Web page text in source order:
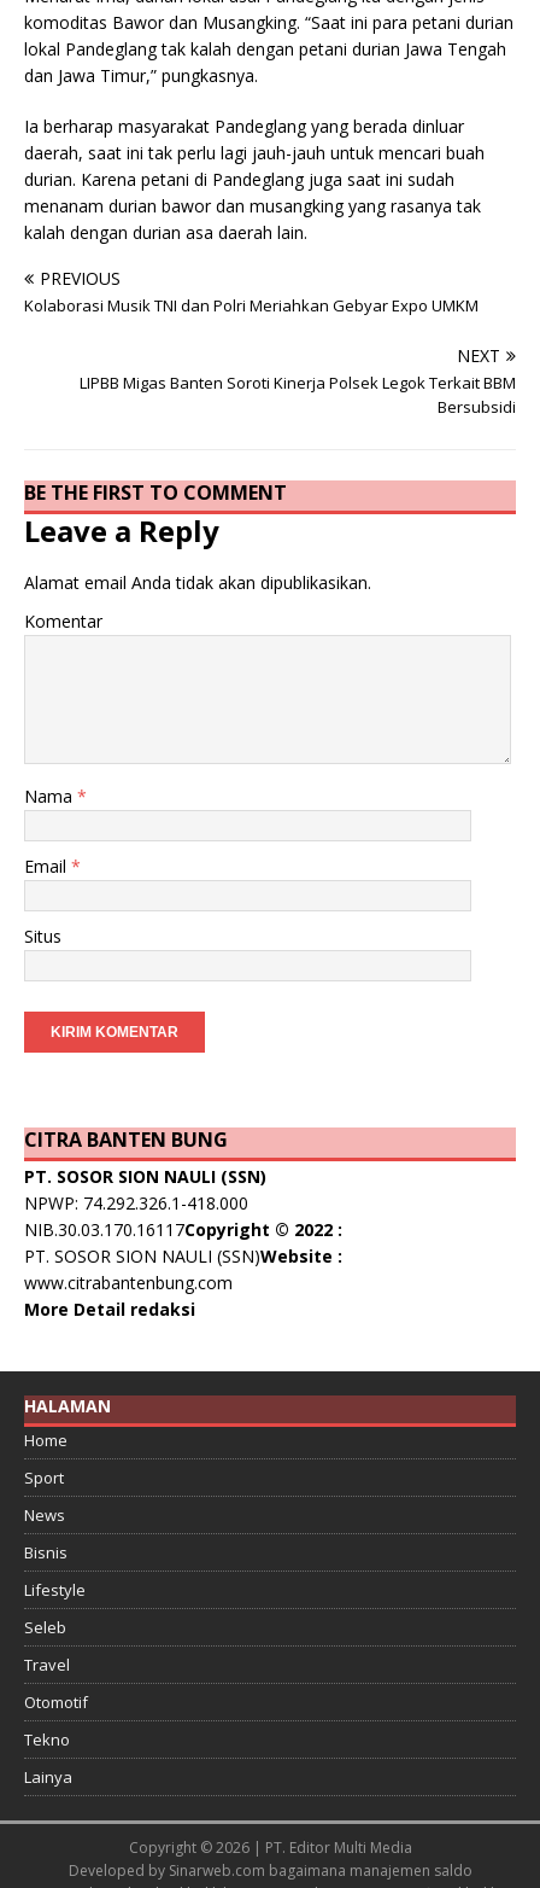
komoditas Bawor dan Musangking. “Saat ini para petani durian
lokal Pandeglang tak kalah dengan petani durian Jawa Tengah
dan Jawa Timur,” pungkasnya.
Ia berharap masyarakat Pandeglang yang berada dinluar
daerah, saat ini tak perlu lagi jauh-jauh untuk mencari buah
durian. Karena petani di Pandeglang juga saat ini sudah
menanam durian bawor dan musangking yang rasanya tak
kalah dengan durian asa daerah lain.
PREVIOUS
Kolaborasi Musik TNI dan Polri Meriahkan Gebyar Expo UMKM
NEXT
LIPBB Migas Banten Soroti Kinerja Polsek Legok Terkait BBM
Bersubsidi
BE THE FIRST TO COMMENT
Leave a Reply
Alamat email Anda tidak akan dipublikasikan.
Komentar
Nama *
Email *
Situs
CITRA BANTEN BUNG
PT. SOSOR SION NAULI (SSN)
NPWP: 74.292.326.1-418.000
NIB.30.03.170.16117Copyright © 2022 :
PT. SOSOR SION NAULI (SSN)Website :
www.citrabantenbung.com
More Detail redaksi
HALAMAN
Home
Sport
News
Bisnis
Lifestyle
Seleb
Travel
Otomotif
Tekno
Lainya
Copyright © 2026 | PT. Editor Multi Media
Developed by Sinarweb.com bagaimana manajemen saldo